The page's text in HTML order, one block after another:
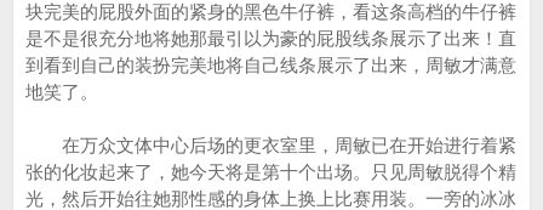
块完美的屁股外面的紧身的黑色牛仔裤，看这条高档的牛仔裤
是不是很充分地将她那最引以为豪的屁股线条展示了出来！直
到看到自己的装扮完美地将自己线条展示了出来，周敏才满意
地笑了。
在万众文体中心后场的更衣室里，周敏已在开始进行着紧
张的化妆起来了，她今天将是第十个出场。只见周敏脱得个精
光，然后开始往她那性感的身体上换上比赛用装。一旁的冰冰